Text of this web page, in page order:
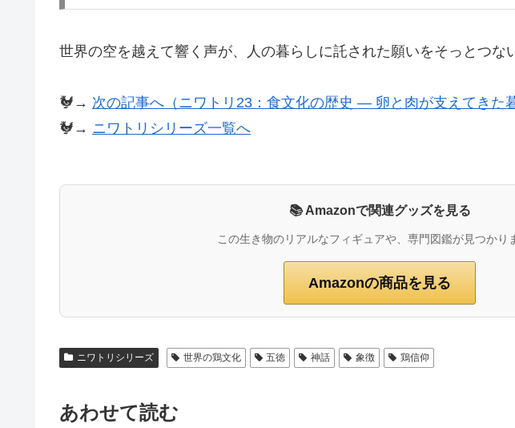
世界の空を越えて響く声が、人の暮らしに託された願いをそっとつな
🐓→ 次の記事へ（ニワトリ23：食文化の歴史 ― 卵と肉が支えてきた
🐓→ ニワトリシリーズ一覧へ
📚 Amazonで関連グッズを見る
この生き物のリアルなフィギュアや、専門図鑑が見つかり
Amazonの商品を見る
ニワトリシリーズ 世界の鶏文化 五徳 神話 象徴 鶏信仰
あわせて読む